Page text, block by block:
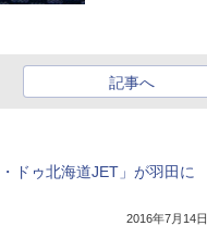
記事へ
ドゥ北海道JET」が羽田に
2016年7月14日